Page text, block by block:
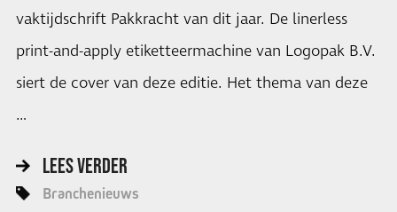
vaktijdschrift Pakkracht van dit jaar. De linerless
print-and-apply etiketteermachine van Logopak B.V.
siert de cover van deze editie. Het thema van deze
…
LEES VERDER
Branchenieuws